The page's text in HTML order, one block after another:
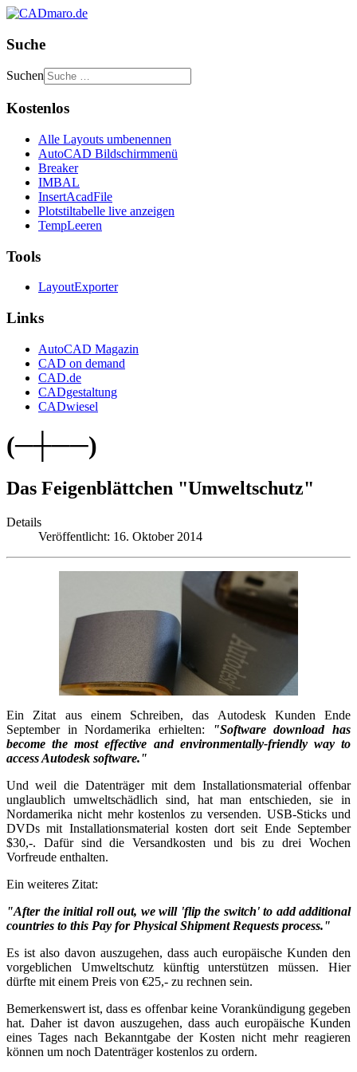
Suche
Suchen
Kostenlos
Alle Layouts umbenennen
AutoCAD Bildschirmmenü
Breaker
IMBAL
InsertAcadFile
Plotstiltabelle live anzeigen
TempLeeren
Tools
LayoutExporter
Links
AutoCAD Magazin
CAD on demand
CAD.de
CADgestaltung
CADwiesel
(─┼──)
Das Feigenblättchen "Umweltschutz"
Details
Veröffentlicht: 16. Oktober 2014
Ein Zitat aus einem Schreiben, das Autodesk Kunden Ende
September in Nordamerika erhielten:
"Software download has
become the most effective and environmentally-friendly way to
access Autodesk software."
Und weil die Datenträger mit dem Installationsmaterial offenbar
unglaublich umweltschädlich sind, hat man entschieden, sie in
Nordamerika nicht mehr kostenlos zu versenden. USB-Sticks und
DVDs mit Installationsmaterial kosten dort seit Ende September
$30,-. Dafür sind die Versandkosten und bis zu drei Wochen
Vorfreude enthalten.
Ein weiteres Zitat:
"After the initial roll out, we will 'flip the switch' to add additional
countries to this Pay for Physical Shipment Requests process."
Es ist also davon auszugehen, dass auch europäische Kunden den
vorgeblichen Umweltschutz künftig unterstützen müssen. Hier
dürfte mit einem Preis von €25,- zu rechnen sein.
Bemerkenswert ist, dass es offenbar keine Vorankündigung gegeben
hat. Daher ist davon auszugehen, dass auch europäische Kunden
eines Tages nach Bekanntgabe der Kosten nicht mehr reagieren
können um noch Datenträger kostenlos zu ordern.